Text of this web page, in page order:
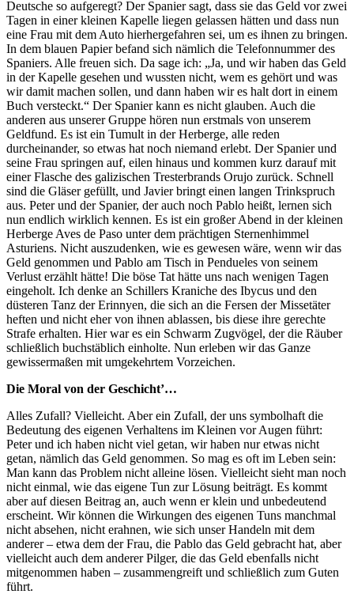
Deutsche so aufgeregt? Der Spanier sagt, dass sie das Geld vor zwei
Tagen in einer kleinen Kapelle liegen gelassen hätten und dass nun
eine Frau mit dem Auto hierhergefahren sei, um es ihnen zu bringen.
In dem blauen Papier befand sich nämlich die Telefonnummer des
Spaniers. Alle freuen sich. Da sage ich: „Ja, und wir haben das Geld
in der Kapelle gesehen und wussten nicht, wem es gehört und was
wir damit machen sollen, und dann haben wir es halt dort in einem
Buch versteckt.“ Der Spanier kann es nicht glauben. Auch die
anderen aus unserer Gruppe hören nun erstmals von unserem
Geldfund. Es ist ein Tumult in der Herberge, alle reden
durcheinander, so etwas hat noch niemand erlebt. Der Spanier und
seine Frau springen auf, eilen hinaus und kommen kurz darauf mit
einer Flasche des galizischen Tresterbrands Orujo zurück. Schnell
sind die Gläser gefüllt, und Javier bringt einen langen Trinkspruch
aus. Peter und der Spanier, der auch noch Pablo heißt, lernen sich
nun endlich wirklich kennen. Es ist ein großer Abend in der kleinen
Herberge Aves de Paso unter dem prächtigen Sternenhimmel
Asturiens. Nicht auszudenken, wie es gewesen wäre, wenn wir das
Geld genommen und Pablo am Tisch in Pendueles von seinem
Verlust erzählt hätte! Die böse Tat hätte uns nach wenigen Tagen
eingeholt. Ich denke an Schillers Kraniche des Ibycus und den
düsteren Tanz der Erinnyen, die sich an die Fersen der Missetäter
heften und nicht eher von ihnen ablassen, bis diese ihre gerechte
Strafe erhalten. Hier war es ein Schwarm Zugvögel, der die Räuber
schließlich buchstäblich einholte. Nun erleben wir das Ganze
gewissermaßen mit umgekehrtem Vorzeichen.
Die Moral von der Geschicht’…
Alles Zufall? Vielleicht. Aber ein Zufall, der uns symbolhaft die
Bedeutung des eigenen Verhaltens im Kleinen vor Augen führt:
Peter und ich haben nicht viel getan, wir haben nur etwas nicht
getan, nämlich das Geld genommen. So mag es oft im Leben sein:
Man kann das Problem nicht alleine lösen. Vielleicht sieht man noch
nicht einmal, wie das eigene Tun zur Lösung beiträgt. Es kommt
aber auf diesen Beitrag an, auch wenn er klein und unbedeutend
erscheint. Wir können die Wirkungen des eigenen Tuns manchmal
nicht absehen, nicht erahnen, wie sich unser Handeln mit dem
anderer – etwa dem der Frau, die Pablo das Geld gebracht hat, aber
vielleicht auch dem anderer Pilger, die das Geld ebenfalls nicht
mitgenommen haben – zusammengreift und schließlich zum Guten
führt.